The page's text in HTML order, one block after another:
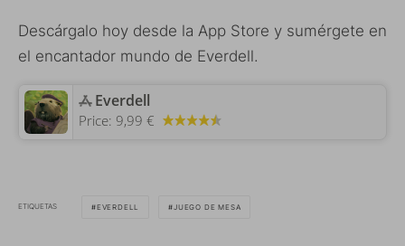
Descárgalo hoy desde la App Store y sumérgete en
el encantador mundo de Everdell.
‎Everdell
Price: 9,99 €
ETIQUETAS EVERDELL JUEGO DE MESA